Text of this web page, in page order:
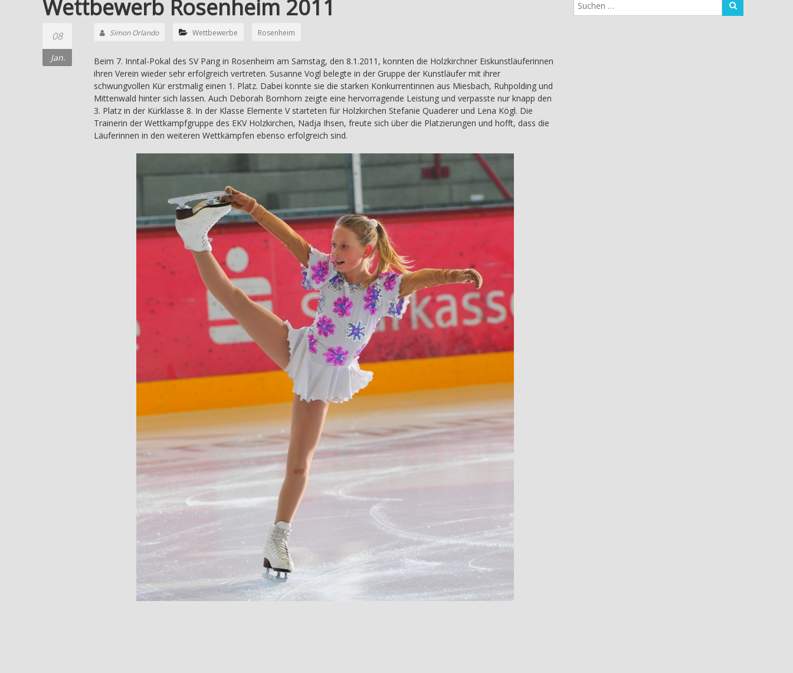
Wettbewerb Rosenheim 2011
08
Jan.
Simon Orlando Wettbewerbe Rosenheim
Beim 7. Inntal-Pokal des SV Pang in Rosenheim am Samstag, den 8.1.2011, konnten die Holzkirchner Eiskunstläuferinnen
ihren Verein wieder sehr erfolgreich vertreten. Susanne Vogl belegte in der Gruppe der Kunstläufer mit ihrer
schwungvollen Kür erstmalig einen 1. Platz. Dabei konnte sie die starken Konkurrentinnen aus Miesbach, Ruhpolding und
Mittenwald hinter sich lassen. Auch Deborah Bornhorn zeigte eine hervorragende Leistung und verpasste nur knapp den
3. Platz in der Kürklasse 8. In der Klasse Elemente V starteten für Holzkirchen Stefanie Quaderer und Lena Kögl. Die
Trainerin der Wettkampfgruppe des EKV Holzkirchen, Nadja Ihsen, freute sich über die Platzierungen und hofft, dass die
Läuferinnen in den weiteren Wettkämpfen ebenso erfolgreich sind.